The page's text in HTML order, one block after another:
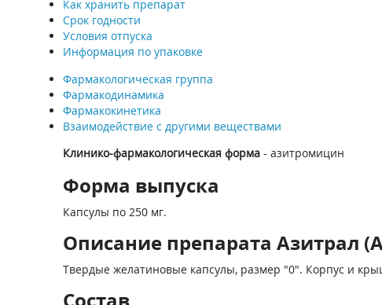
Как хранить препарат
Срок годности
Условия отпуска
Информация по упаковке
Фармакологическая группа
Фармакодинамика
Фармакокинетика
Взаимодействие с другими веществами
Клинико-фармакологическая форма- азитромицин
Форма выпуска
Капсулы по 250 мг.
Описание препарата Азитрал
Твердые желатиновые капсулы, размер "0". Корпус и